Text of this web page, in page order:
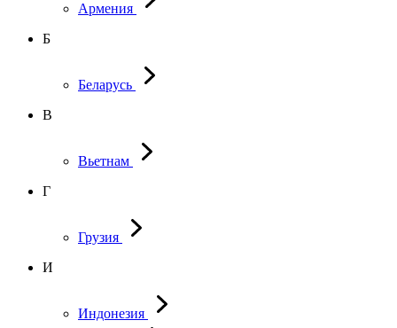
Армения
Б
Беларусь
В
Вьетнам
Г
Грузия
И
Индонезия